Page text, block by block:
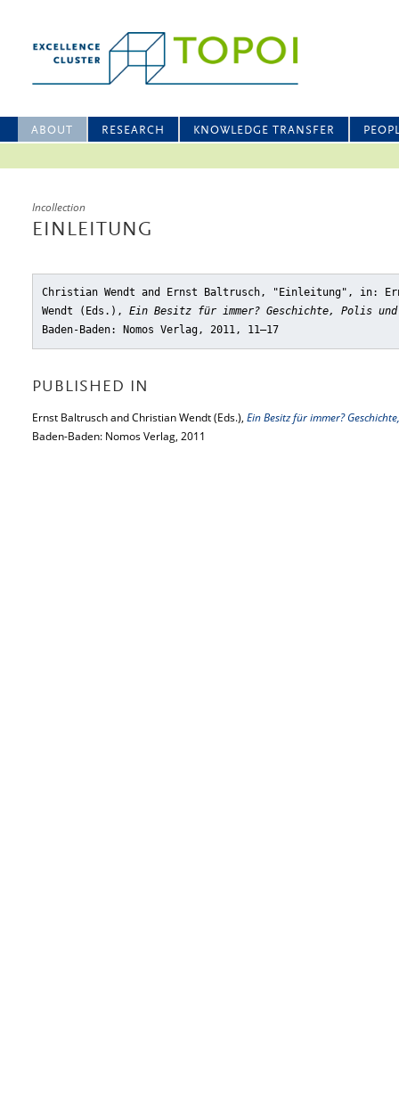
ABOUT RESEARCH KNOWLEDGE TRANSFER
Incollection
EINLEITUNG
Christian Wendt and Ernst Baltrusch, "Einleitung" , in:
Wendt (Eds.), Ein Besitz für immer? Geschichte, Polis
Baden-Baden: Nomos Verlag, 2011, 11–17
PUBLISHED IN
Ernst Baltrusch and Christian Wendt (Eds.), Ein Besitz für immer?
Baden-Baden: Nomos Verlag, 2011